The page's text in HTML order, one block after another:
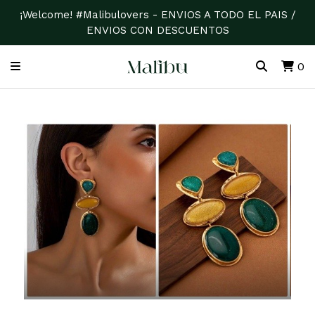
¡Welcome! #Malibulovers - ENVIOS A TODO EL PAIS /
ENVIOS CON DESCUENTOS
0